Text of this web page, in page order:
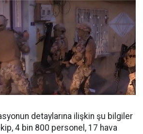
detaylarına ilişkin şu bilgiler
4 bin 800 personel, 17 hava